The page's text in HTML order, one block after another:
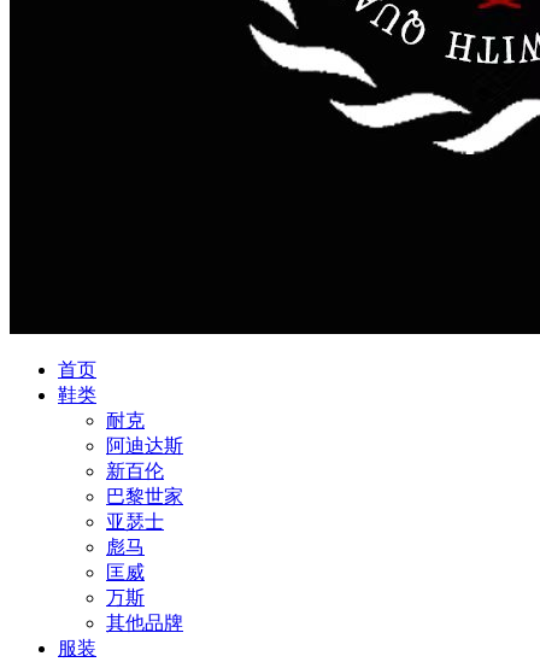
首页
鞋类
耐克
阿迪达斯
新百伦
巴黎世家
亚瑟士
彪马
匡威
万斯
其他品牌
服装